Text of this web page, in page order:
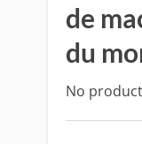
de
du
No